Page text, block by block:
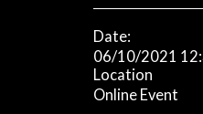
Date:
06/10/2021
Location
Online Event